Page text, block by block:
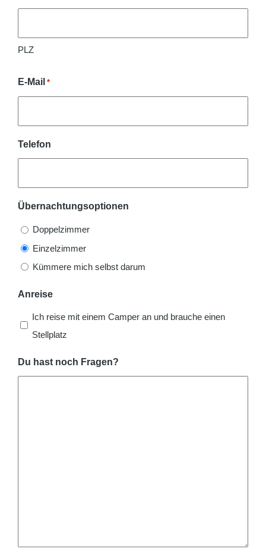
PLZ
E-Mail *
Telefon
Übernachtungsoptionen
Doppelzimmer
Einzelzimmer
Kümmere mich selbst darum
Anreise
Ich reise mit einem Camper an und brauche einen
Stellplatz
Du hast noch Fragen?